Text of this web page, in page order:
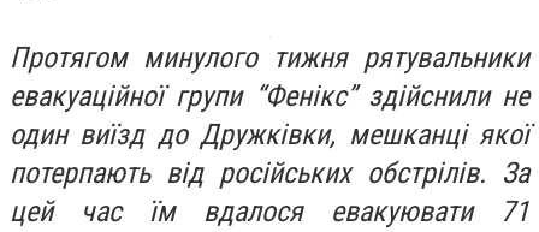
Протягом минулого тижня рятувальники
евакуаційної групи “Фенікс” здійснили не
один виїзд до Дружківки, мешканці якої
потерпають від російських обстрілів. За
цей час їм вдалося евакуювати 71